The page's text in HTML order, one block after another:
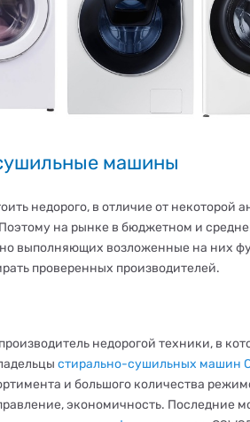
машины
недорого, в отличие от некоторой
на рынке в бюджетном и
выполняющих возложенные на них
проверенных производителей.
недорогой техники, в
стирально-сушильных машин
и большого количества
экономичность. Последние